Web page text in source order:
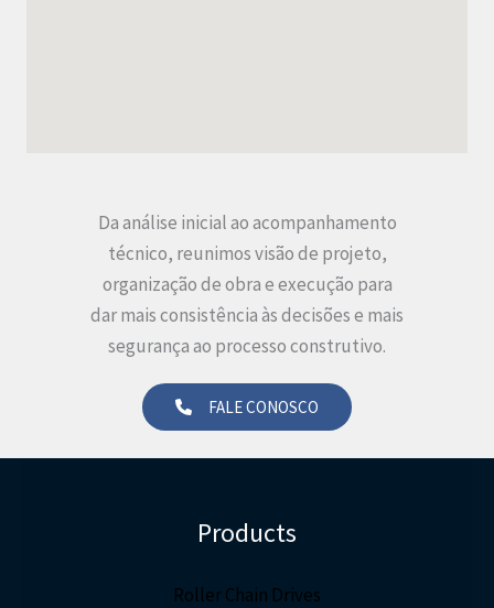
Da análise inicial ao acompanhamento
técnico, reunimos visão de projeto,
organização de obra e execução para
dar mais consistência às decisões e mais
segurança ao processo construtivo.
FALE CONOSCO
Products
Roller Chain Drives